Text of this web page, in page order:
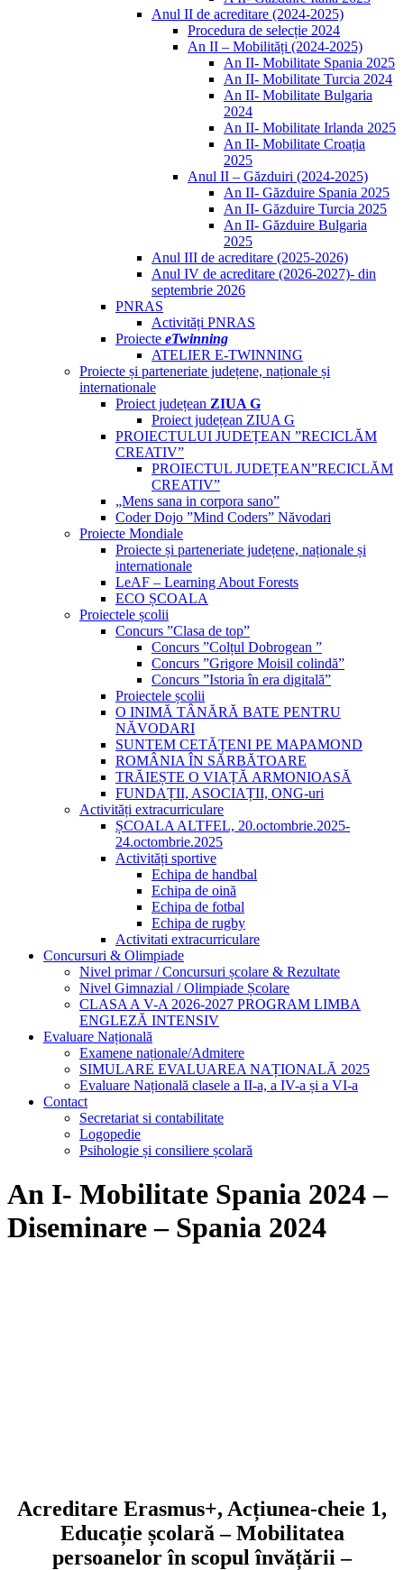
Anul II de acreditare (2024-2025)
Procedura de selecție 2024
An II – Mobilități (2024-2025)
An II- Mobilitate Spania 2025
An II- Mobilitate Turcia 2024
An II- Mobilitate Bulgaria
2024
An II- Mobilitate Irlanda 2025
An II- Mobilitate Croația
2025
Anul II – Găzduiri (2024-2025)
An II- Găzduire Spania 2025
An II- Găzduire Turcia 2025
An II- Găzduire Bulgaria
2025
Anul III de acreditare (2025-2026)
Anul IV de acreditare (2026-2027)- din
septembrie 2026
PNRAS
Activități PNRAS
Proiecte eTwinning
ATELIER E-TWINNING
Proiecte și parteneriate județene, naționale și
internationale
Proiect județean ZIUA G
Proiect județean ZIUA G
PROIECTULUI JUDEȚEAN ”RECICLĂM
CREATIV”
PROIECTUL JUDEȚEAN”RECICLĂM
CREATIV”
„Mens sana in corpora sano”
Coder Dojo ”Mind Coders” Năvodari
Proiecte Mondiale
Proiecte și parteneriate județene, naționale și
internationale
LeAF – Learning About Forests
ECO ȘCOALA
Proiectele școlii
Concurs ”Clasa de top”
Concurs ”Colțul Dobrogean ”
Concurs ”Grigore Moisil colindă”
Concurs ”Istoria în era digitală”
Proiectele școlii
O INIMĂ TÂNĂRĂ BATE PENTRU
NĂVODARI
SUNTEM CETĂȚENI PE MAPAMOND
ROMÂNIA ÎN SĂRBĂTOARE
TRĂIEȘTE O VIAȚĂ ARMONIOASĂ
FUNDAȚII, ASOCIAȚII, ONG-uri
Activități extracurriculare
ȘCOALA ALTFEL, 20.octombrie.2025-
24.octombrie.2025
Activități sportive
Echipa de handbal
Echipa de oină
Echipa de fotbal
Echipa de rugby
Activitati extracurriculare
Concursuri & Olimpiade
Nivel primar / Concursuri școlare & Rezultate
Nivel Gimnazial / Olimpiade Școlare
CLASA A V-A 2026-2027 PROGRAM LIMBA
ENGLEZĂ INTENSIV
Evaluare Națională
Examene naționale/Admitere
SIMULARE EVALUAREA NAȚIONALĂ 2025
Evaluare Națională clasele a II-a, a IV-a și a VI-a
Contact
Secretariat si contabilitate
Logopedie
Psihologie și consiliere școlară
An I- Mobilitate Spania 2024 –
Diseminare – Spania 2024
Acreditare Erasmus+, Acțiunea-cheie 1,
Educație școlară – Mobilitatea
persoanelor în scopul învățării –